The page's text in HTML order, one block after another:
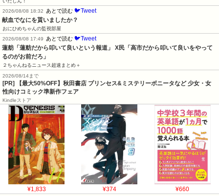
2026/08/08 18:32
あとで読む 🐦Tweet
献血でなにを貰いましたか？
おにひめちゃんの監視部屋
2026/08/08 17:49
あとで読む 🐦Tweet
蓮舫「蓮舫だから叩いて良いという報道」 X民「高市だから叩いて良いをやって
るのがお前だろ」
２ちゃんねるニュース超速まとめ＋
2026/08/14まで
[PR] 【最大50%OFF】秋田書店 プリンセス&ミステリーボニータなど 少女・女
性向けコミック準新作フェア
Kindleストア
¥1,833 ¥374 ¥660